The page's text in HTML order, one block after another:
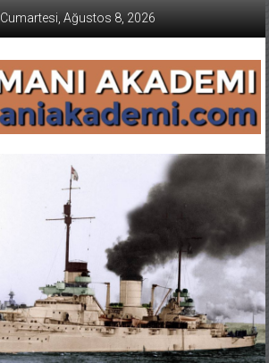
Cumartesi, Ağustos 8, 2026